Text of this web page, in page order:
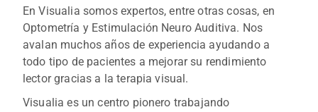
En Visualia somos expertos, entre otras cosas, en
Optometría y Estimulación Neuro Auditiva. Nos
avalan muchos años de experiencia ayudando a
todo tipo de pacientes a mejorar su rendimiento
lector gracias a la terapia visual.
Visualia es un centro pionero trabajando